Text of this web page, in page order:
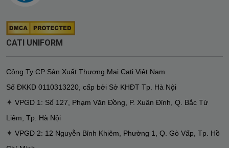
CATI UNIFORM
Công Ty CP Sản Xuất Thương Mại Cati Việt Nam
Số ĐKKD 0110313220 cấp bởi Sở KHĐT Tp. Hà Nội
✦ VPGD 1: Số 127, Phạm Văn Đồng, P. Xuân Đỉnh, Q. Bắc Từ
Liêm, Tp. Hà Nội
✦ VPGD 2: 12 Nguyễn Bỉnh Khiêm, Phường 1, Q. Gò Vấp, Tp. Hồ